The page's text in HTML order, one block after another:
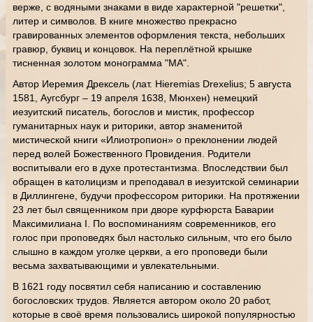
верже, с водяными знаками в виде характерной "решетки",
литер и символов. В книге множество прекрасно
гравированных элементов оформления текста, небольших
гравюр, буквиц и концовок. На переплётной крышке
тисненная золотом монограмма "МА".
Автор Иеремия Дрексель (лат. Hieremias Drexelius; 5 августа
1581, Аугсбург – 19 апреля 1638, Мюнхен) немецкий
иезуитский писатель, богослов и мистик, профессор
гуманитарных наук и риторики, автор знаменитой
мистической книги «Илиотропион» о преклонении людей
перед волей Божественного Провидения. Родители
воспитывали его в духе протестантизма. Впоследствии был
обращен в католицизм и преподавал в иезуитской семинарии
в Диллингене, будучи профессором риторики. На протяжении
23 лет был священником при дворе курфюрста Баварии
Максимилиана I. По воспоминаниям современников, его
голос при проповедях был настолько сильным, что его было
слышно в каждом уголке церкви, а его проповеди были
весьма захватывающими и увлекательными.
В 1621 году посвятил себя написанию и составлению
богословских трудов. Является автором около 20 работ,
которые в своё время пользовались широкой популярностью